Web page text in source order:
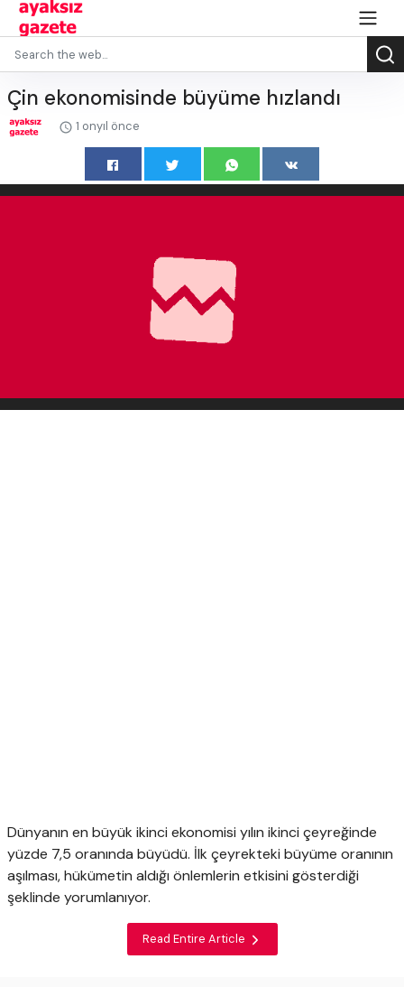
Çin ekonomisinde büyüme hızlandı
1 onyıl önce
Dünyanın en büyük ikinci ekonomisi yılın ikinci çeyreğinde
yüzde 7,5 oranında büyüdü. İlk çeyrekteki büyüme oranının
aşılması, hükümetin aldığı önlemlerin etkisini gösterdiği
şeklinde yorumlanıyor.
Read Entire Article